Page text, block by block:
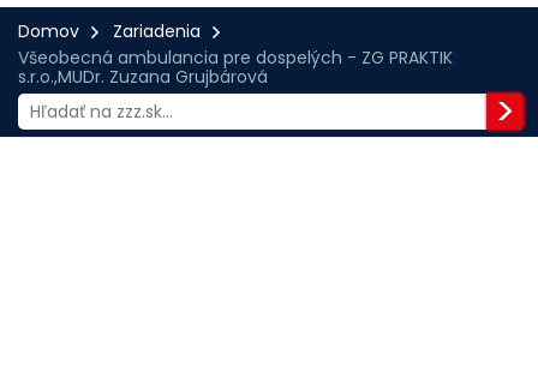
Domov
Zariadenia
Všeobecná ambulancia pre dospelých - ZG PRAKTIK
s.r.o.,MUDr. Zuzana Grujbárová